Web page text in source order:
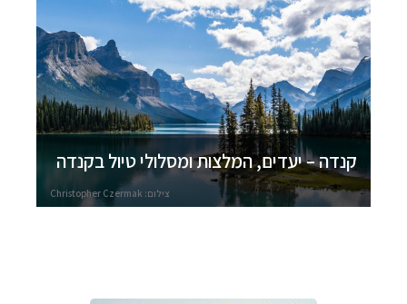
קנדה – יעדים, המלצות ומסלולי טיול בקנדה
צילום: Christopher Czermak